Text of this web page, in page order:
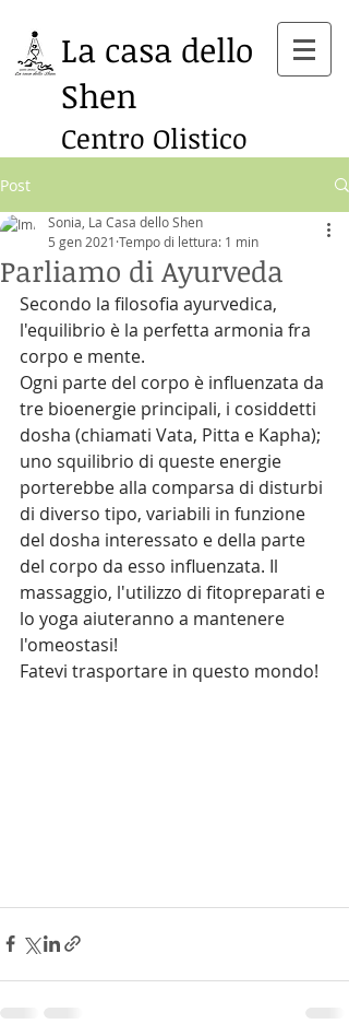
La casa dello
Shen
Centro Olistico
Post
Parliamo di Ayurveda
Sonia, La Casa dello Shen
5 gen 2021 Tempo di lettura: 1 min
Secondo la filosofia ayurvedica,
l'equilibrio è la perfetta armonia fra
corpo e mente.
Ogni parte del corpo è influenzata da
tre bioenergie principali, i cosiddetti
dosha (chiamati Vata, Pitta e Kapha);
uno squilibrio di queste energie
porterebbe alla comparsa di disturbi
di diverso tipo, variabili in funzione
del dosha interessato e della parte
del corpo da esso influenzata. Il
massaggio, l'utilizzo di fitopreparati e
lo yoga aiuteranno a mantenere
l'omeostasi!
Fatevi trasportare in questo mondo!